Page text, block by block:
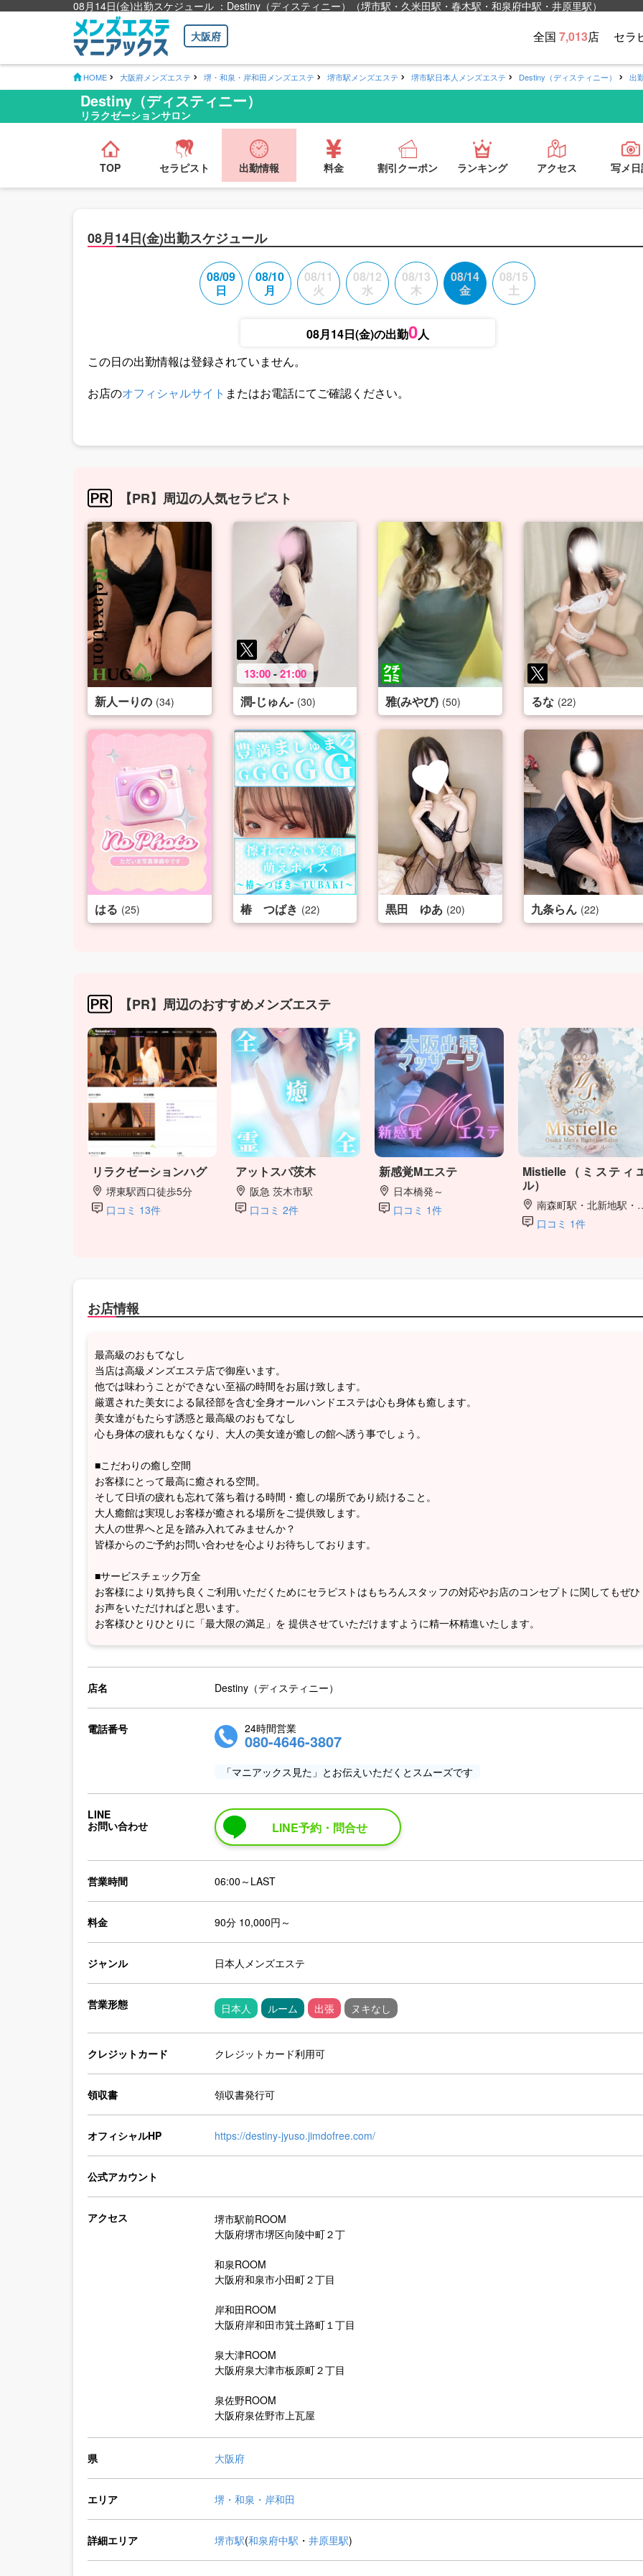
08月14日(金)出勤スケジュール ：Destiny（ディスティニー）（堺市駅・久米田駅・春木駅・和泉府中駅・井原里駅）
大阪府 全国 7,013店 セラ
HOME 大阪府メンズエステ 堺・和泉・岸和田メンズエステ 堺市駅メンズエステ 堺市駅日本人メンズエステ Destiny（ディスティニー） 出
Destiny（ディスティニー）
リラクゼーションサロン
TOP セラピスト 出勤情報 料金 割引クーポン ランキング アクセス 写メ
08月14日(金)出勤スケジュール
08/09
日
08/10
月
08/11
火
08/12
水
08/13
木
08/14
金
08/15
土
08月14日(金)の出勤0人
この日の出勤情報は登録されていません。
お店のオフィシャルサイト またはお電話にてご確認ください。
【PR】周辺の人気セラピスト
新人ーりの (34)
13:00 - 21:00
潤-じゅん- (30) 雅(みやび) (50) るな (22)
はる (25) 椿 つばき (22) 黒田 ゆあ (20) 九条らん (22)
【PR】周辺のおすすめメンズエステ
リラクゼーションハグ
堺東駅西口徒歩5分
口コミ 13件
アットスパ茨木
阪急 茨木市駅
口コミ 2件
新感覚Mエステ
日本橋発～
口コミ 1件
Mistielle（ミスティ
ル）
南森町駅・北新地駅・梅田駅
口コミ 1件
お店情報
最高級のおもてなし
当店は高級メンズエステ店で御座います。
他では味わうことができない至福の時間をお届け致します。
厳選された美女による鼠径部を含む全身オールハンドエステは心も身体も癒します。
美女達がもたらす誘惑と最高級のおもてなし
心も身体の疲れもなくなり、大人の美女達が癒しの館へ誘う事でしょう。
■こだわりの癒し空間
お客様にとって最高に癒される空間。
そして日頃の疲れも忘れて落ち着ける時間・癒しの場所であり続けること。
大人癒館は実現しお客様が癒される場所をご提供致します。
大人の世界へと足を踏み入れてみませんか？
皆様からのご予約お問い合わせを心よりお待ちしております。
■サービスチェック万全
お客様により気持ち良くご利用いただくためにセラピストはもちろんスタッフの対応やお店のコンセプトに関してもぜひ
お声をいただければと思います。
お客様ひとりひとりに「最大限の満足」を 提供させていただけますように精一杯精進いたします。
店名 Destiny（ディスティニー）
電話番号 24時間営業
080-4646-3807
「マニアックス見た」とお伝えいただくとスムーズです
LINE
お問い合わせ
LINE予約・問合せ
営業時間 06:00～LAST
料金 90分 10,000円～
ジャンル 日本人メンズエステ
営業形態 日本人 ルーム 出張 ヌキなし
クレジットカード クレジットカード利用可
領収書 領収書発行可
オフィシャルHP https://destiny-jyuso.jimdofree.com/
公式アカウント
アクセス
堺市駅前ROOM
大阪府堺市堺区向陵中町２丁
和泉ROOM
大阪府和泉市小田町２丁目
岸和田ROOM
大阪府岸和田市箕土路町１丁目
泉大津ROOM
大阪府泉大津市板原町２丁目
泉佐野ROOM
大阪府泉佐野市上瓦屋
県 大阪府
エリア 堺・和泉・岸和田
詳細エリア 堺市駅(和泉府中駅 ・ 井原里駅)